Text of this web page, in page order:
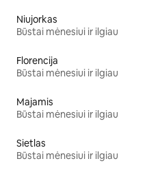
Niujorkas
Būstai mėnesiui ir ilgiau
Florencija
Būstai mėnesiui ir ilgiau
Majamis
Būstai mėnesiui ir ilgiau
Sietlas
Būstai mėnesiui ir ilgiau